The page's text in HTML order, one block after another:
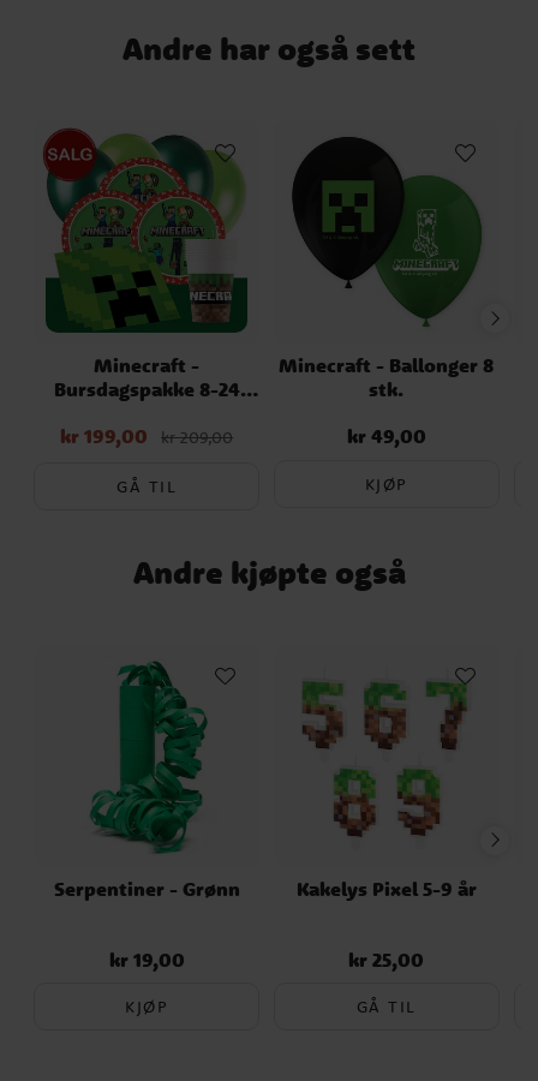
Andre har også sett
Minecraft -
Bursdagspakke 8-24
Nåværende pris:
Opprinnelig pris
kr 199,00 kr 209,00
GÅ TIL
Minecraft - Ballonger 8
stk.
Pris:kr 49,00
kr 49,00
KJØP
Andre kjøpte også
Serpentiner - Grønn
Pris:kr 19,00
kr 19,00
KJØP
Kakelys Pixel 5-9 år
Pris:kr 25,00
kr 25,00
GÅ TIL